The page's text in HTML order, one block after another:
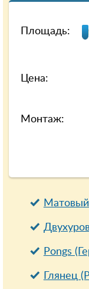
Площадь:
Цена:
Монтаж:
Pongs
Глянец